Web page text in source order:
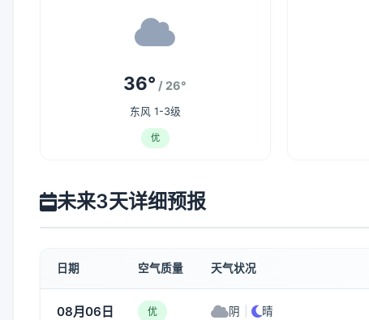
36° / 26°
东风 1-3级
优
未来3天详细预报
日期 空气质量 天气状况
08月06日 优 阴 晴